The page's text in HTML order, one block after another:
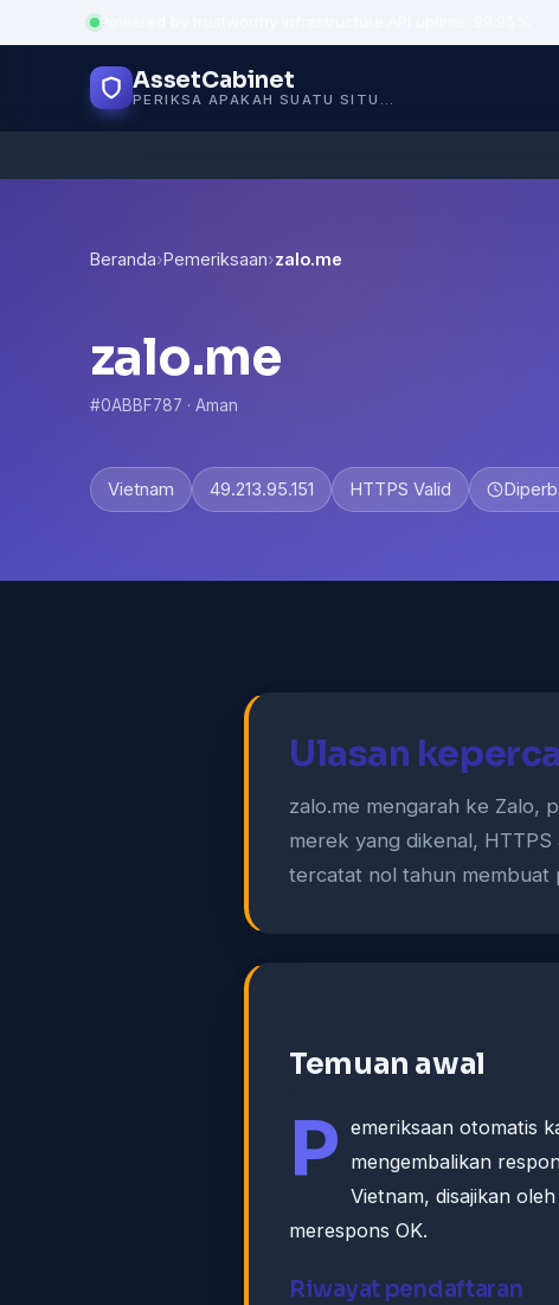
Powered by trustworthy infrastructure
AssetCabinet
PERIKSA APAKAH SUATU SITUS AMAN
Beranda›Pemeriksaan›zalo.me
zalo.me
#0ABBF787 · Aman
Vietnam 49.213.95.151 HTTPS Valid
Ulasan
zalo.me mengarah ke Zalo,
merek yang dikenal,
tercatat nol tahun membuat
Temuan awal
P emeriksaan otomatis
mengembalikan
Vietnam, disajikan
merespons OK.
Riwayat pendaftaran